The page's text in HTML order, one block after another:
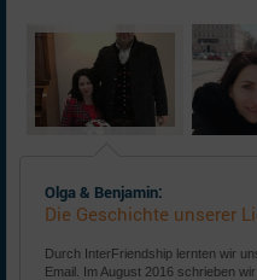
Olga & Benjamin:
Die Geschichte unserer
Durch InterFriendship lernten wir
Email. Im August 2016 schrieben